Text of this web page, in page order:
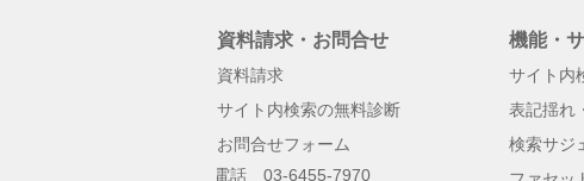
資料請求・お問合せ
資料請求
サイト内検索の無料診断
お問合せフォーム
電話 03-6455-7970
機能・
サイト内
表記揺れ
検索サジ